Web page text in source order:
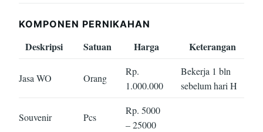
KOMPONEN PERNIKAHAN
Deskripsi Satuan Harga Keterangan
Jasa WO Orang
Rp.
1.000.000
Bekerja 1 bln
sebelum hari H
Souvenir Pcs
Rp. 5000
– 25000